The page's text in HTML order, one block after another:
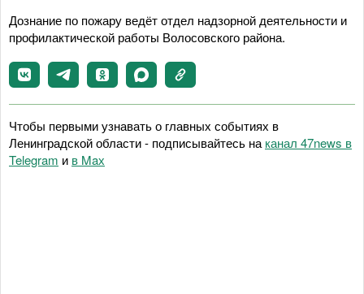
Дознание по пожару ведёт отдел надзорной деятельности и
профилактической работы Волосовского района.
Чтобы первыми узнавать о главных событиях в
Ленинградской области - подписывайтесь на канал 47news в
Telegram и в Maх